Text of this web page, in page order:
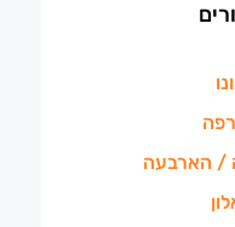
/ הארבעה